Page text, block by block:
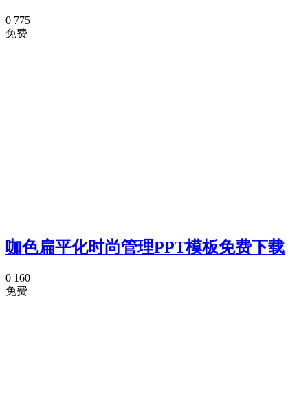
0 775
免费
咖色扁平化时尚管理PPT模板免费下载
0 160
免费